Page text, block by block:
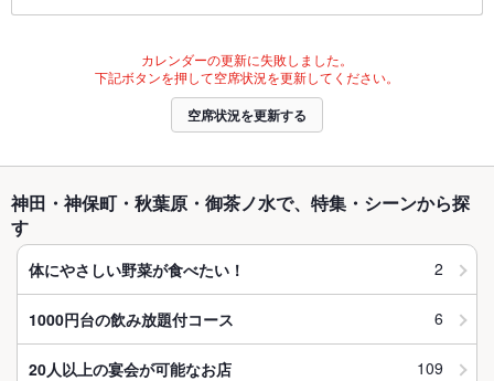
カレンダーの更新に失敗しました。
下記ボタンを押して空席状況を更新してください。
空席状況を更新する
神田・神保町・秋葉原・御茶ノ水で、特集・シーンから探
す
体にやさしい野菜が食べたい！ 2
1000円台の飲み放題付コース 6
20人以上の宴会が可能なお店 109